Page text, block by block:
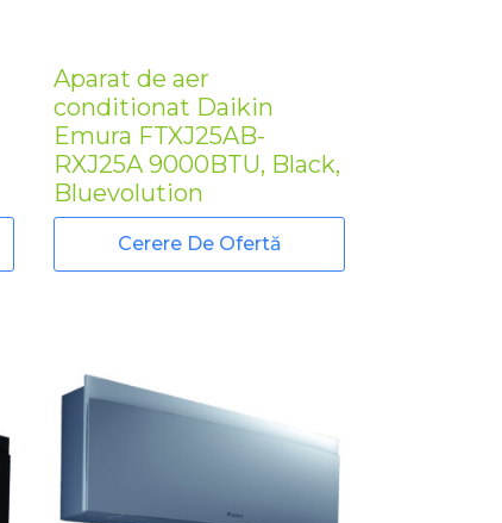
Aparat de aer
conditionat Daikin
Emura FTXJ25AB-
RXJ25A 9000BTU, Black,
Bluevolution
Cerere De Ofertă